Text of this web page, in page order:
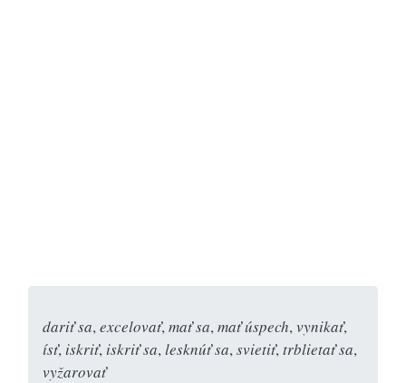
dariť sa, excelovať, mať sa, mať úspech, vynikať,
ísť, iskriť, iskriť sa, lesknúť sa, svietiť, trblietať sa,
vyžarovať